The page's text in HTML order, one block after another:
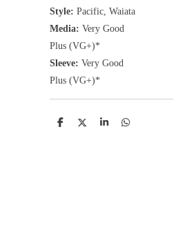
Style: Pacific, Waiata
Media: Very Good
Plus (VG+)*
Sleeve: Very Good
Plus (VG+)*
D
D
S
D